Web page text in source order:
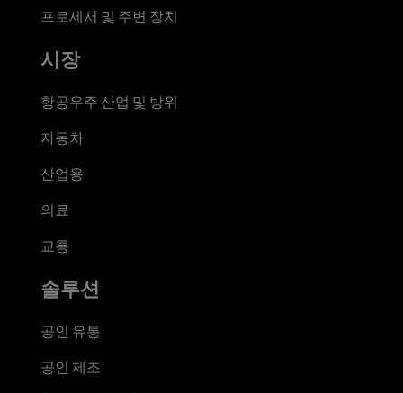
프로세서 및 주변 장치
시장
항공우주 산업 및 방위
자동차
산업용
의료
교통
솔루션
공인 유통
공인 제조